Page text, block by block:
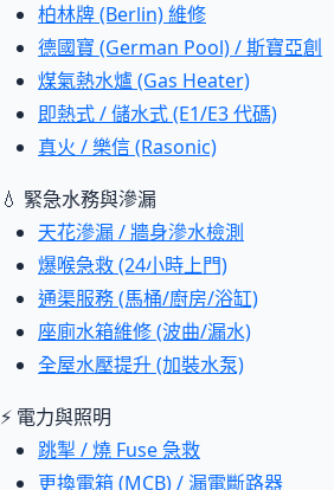
柏林牌 (Berlin) 維修
德國寶 (German Pool) / 斯寶亞創
煤氣熱水爐 (Gas Heater)
即熱式 / 儲水式 (E1/E3 代碼)
真火 / 樂信 (Rasonic)
💧 緊急水務與滲漏
天花滲漏 / 牆身滲水檢測
爆喉急救 (24小時上門)
通渠服務 (馬桶/廚房/浴缸)
座廁水箱維修 (波曲/漏水)
全屋水壓提升 (加裝水泵)
⚡ 電力與照明
跳掣 / 燒 Fuse 急救
更換電箱 (MCB) / 漏電斷路器